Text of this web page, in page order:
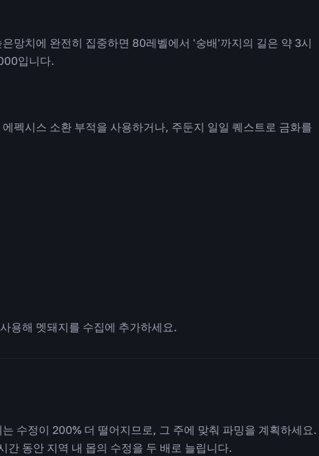
망치에 완전히 집중하면 80레벨에서 '숭배'까지의 길은 약 3시
입니다.
펙시스 소환 부적을 사용하거나, 주둔지 일일 퀘스트로 금화를
용해 멧돼지를 수집에 추가하세요.
수정이 200% 더 떨어지므로, 그 주에 맞춰 파밍을 계획하세요.
간 동안 지역 내 몹의 수정을 두 배로 늘립니다.